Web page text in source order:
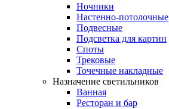
Ночники
Настенно-потолочные
Подвесные
Подсветка для картин
Споты
Трековые
Точечные накладные
Назначение светильников
Ванная
Ресторан и бар